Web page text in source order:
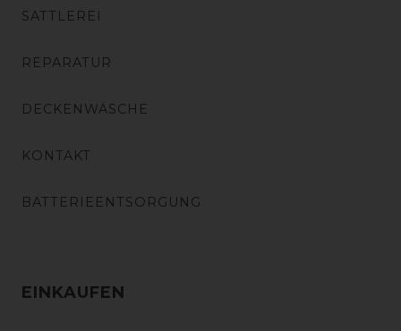
SATTLEREI
REPARATUR
DECKENWÄSCHE
KONTAKT
BATTERIEENTSORGUNG
EINKAUFEN